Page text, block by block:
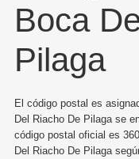
Boca
Pilaga
El código postal es
Del Riacho De Pilaga se
código postal oficial es
Del Riacho De Pilaga